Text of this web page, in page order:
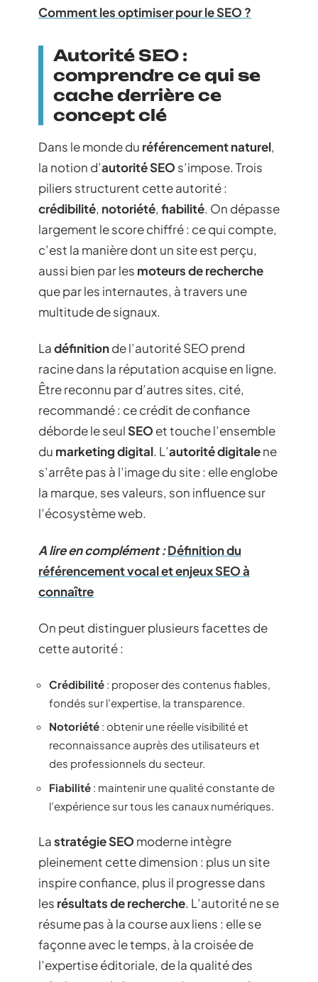
Comment les optimiser pour le SEO ?
Autorité SEO :
comprendre ce qui se
cache derrière ce
concept clé
Dans le monde du référencement naturel,
la notion d’autorité SEO s’impose. Trois
piliers structurent cette autorité :
crédibilité, notoriété, fiabilité. On dépasse
largement le score chiffré : ce qui compte,
c’est la manière dont un site est perçu,
aussi bien par les moteurs de recherche
que par les internautes, à travers une
multitude de signaux.
Ladéfinitionde l’autorité SEO prend
racine dans la réputation acquise en ligne.
Être reconnu par d’autres sites, cité,
recommandé : ce crédit de confiance
déborde le seul SEO et touche l’ensemble
du marketing digital. L’autorité digitalene
s’arrête pas à l’image du site : elle englobe
la marque, ses valeurs, son influence sur
l’écosystème web.
A lire en complément :Définition du
référencement vocal et enjeux SEO à
connaître
On peut distinguer plusieurs facettes de
cette autorité :
Crédibilité : proposer des contenus fiables,
fondés sur l’expertise, la transparence.
Notoriété : obtenir une réelle visibilité et
reconnaissance auprès des utilisateurs et
des professionnels du secteur.
Fiabilité : maintenir une qualité constante de
l’expérience sur tous les canaux numériques.
Lastratégie SEO moderne intègre
pleinement cette dimension : plus un site
inspire confiance, plus il progresse dans
les résultats de recherche. L’autorité ne se
résume pas à la course aux liens : elle se
façonne avec le temps, à la croisée de
l’expertise éditoriale, de la qualité des